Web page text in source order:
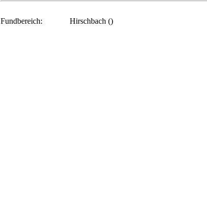
Fundbereich: Hirschbach ()